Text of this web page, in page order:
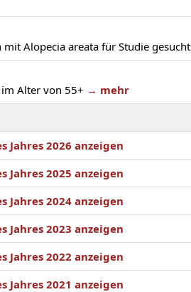
Alopecia areata für Studie gesucht
Alter von 55+ → mehr
Jahres 2026 anzeigen
Jahres 2025 anzeigen
Jahres 2024 anzeigen
Jahres 2023 anzeigen
Jahres 2022 anzeigen
Jahres 2021 anzeigen